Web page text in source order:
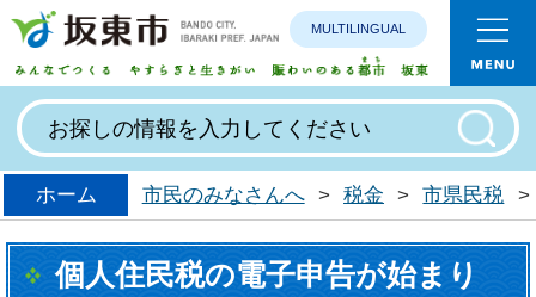
みんなで
MULTILINGUAL
ホーム 市民のみなさんへ > 税金 > 市県民税 >
個人住民税の電子申告が始まり